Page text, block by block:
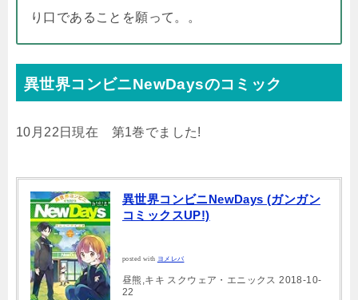
り口であることを願って。。
異世界コンビニNewDaysのコミック
10月22日現在 第1巻でました!
異世界コンビニNewDays (ガンガン
コミックスUP!)
posted with ヨメレバ
昼熊,キキ スクウェア・エニックス 2018-10-
22